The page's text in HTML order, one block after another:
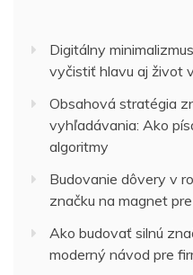
Digitálny
vyčistiť hlavu aj život
Obsahová stratégia
vyhľadávania: Ako
algoritmy
Budovanie dôvery v
značku na magnet
Ako budovať silnú
moderný návod pre